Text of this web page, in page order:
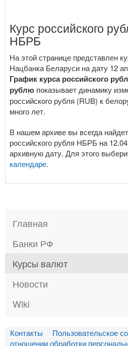
Курс российского
НБРБ
На этой странице представлен
Нацбанка Беларуси на дату 12
График курса российского
рублю показывает динамику
российского рубля (RUB) к
много лет.
В нашем архиве вы всегда
российского рубля НБРБ на
архивную дату. Для этого
календаре.
Главная
Банки РФ
Курсы валют
Новости
Wiki
Контакты Пользовательское
отношении обработки